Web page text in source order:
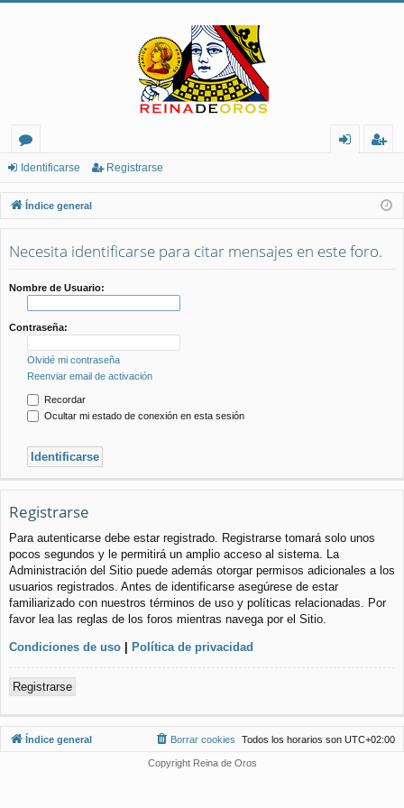
or
os
nt
ifi
ca
ist
ra
rs
Identificarse Registrarse
Índice general
Necesita identificarse para citar mensajes en este foro.
Nombre de Usuario:
Contraseña:
Olvidé mi contraseña
Reenviar email de activación
Recordar
Ocultar mi estado de conexión en esta sesión
Registrarse
Para autenticarse debe estar registrado. Registrarse tomará solo unos
pocos segundos y le permitirá un amplio acceso al sistema. La
Administración del Sitio puede además otorgar permisos adicionales a los
usuarios registrados. Antes de identificarse asegúrese de estar
familiarizado con nuestros términos de uso y políticas relacionadas. Por
favor lea las reglas de los foros mientras navega por el Sitio.
Condiciones de uso | Política de privacidad
Registrarse
Índice general Todos los horarios son UTC+02:00
Borrar cookies
Copyright Reina de Oros